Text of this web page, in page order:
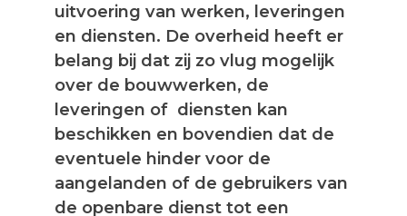
uitvoering van werken, leveringen
en diensten. De overheid heeft er
belang bij dat zij zo vlug mogelijk
over de bouwwerken, de
leveringen of diensten kan
beschikken en bovendien dat de
eventuele hinder voor de
aangelanden of de gebruikers van
de openbare dienst tot een